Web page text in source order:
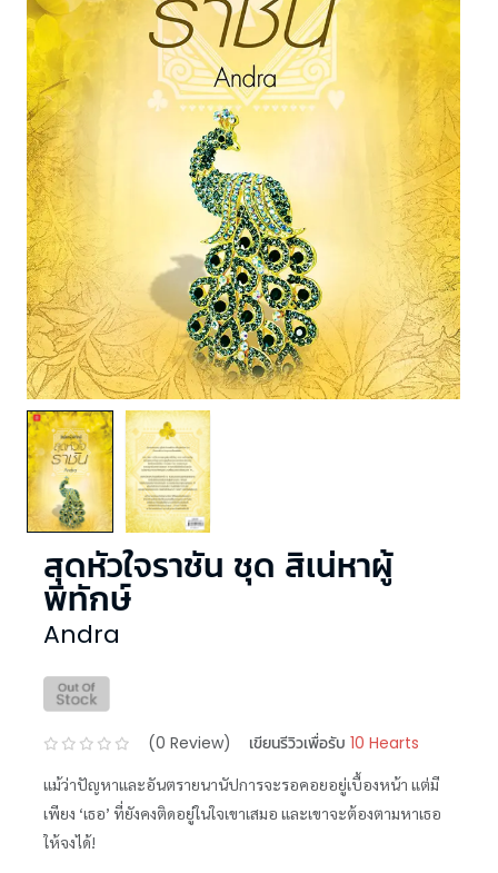
สุดหัวใจราชัน ชุด สิเน่หาผู้
พิทักษ์
Andra
(0 Review) เขียนรีวิวเพื่อรับ 10 Hearts
แม้ว่าปัญหาและอันตรายนานัปการจะรอคอยอยู่เบื้องหน้า แต่มี
เพียง ‘เธอ’ ที่ยังคงติดอยู่ในใจเขาเสมอ และเขาจะต้องตามหาเธอ
ให้จงได้!